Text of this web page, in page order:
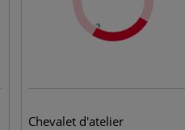
Chevalet d'atelier